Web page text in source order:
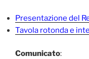
Presentazione del
Tavola rotonda e
Comunicato: